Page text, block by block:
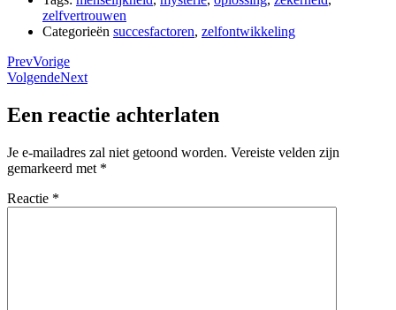
zelfvertrouwen
Categorieën succesfactoren, zelfontwikkeling
PrevVorige
VolgendeNext
Een reactie achterlaten
Je e-mailadres zal niet getoond worden. Vereiste velden zijn
gemarkeerd met *
Reactie *